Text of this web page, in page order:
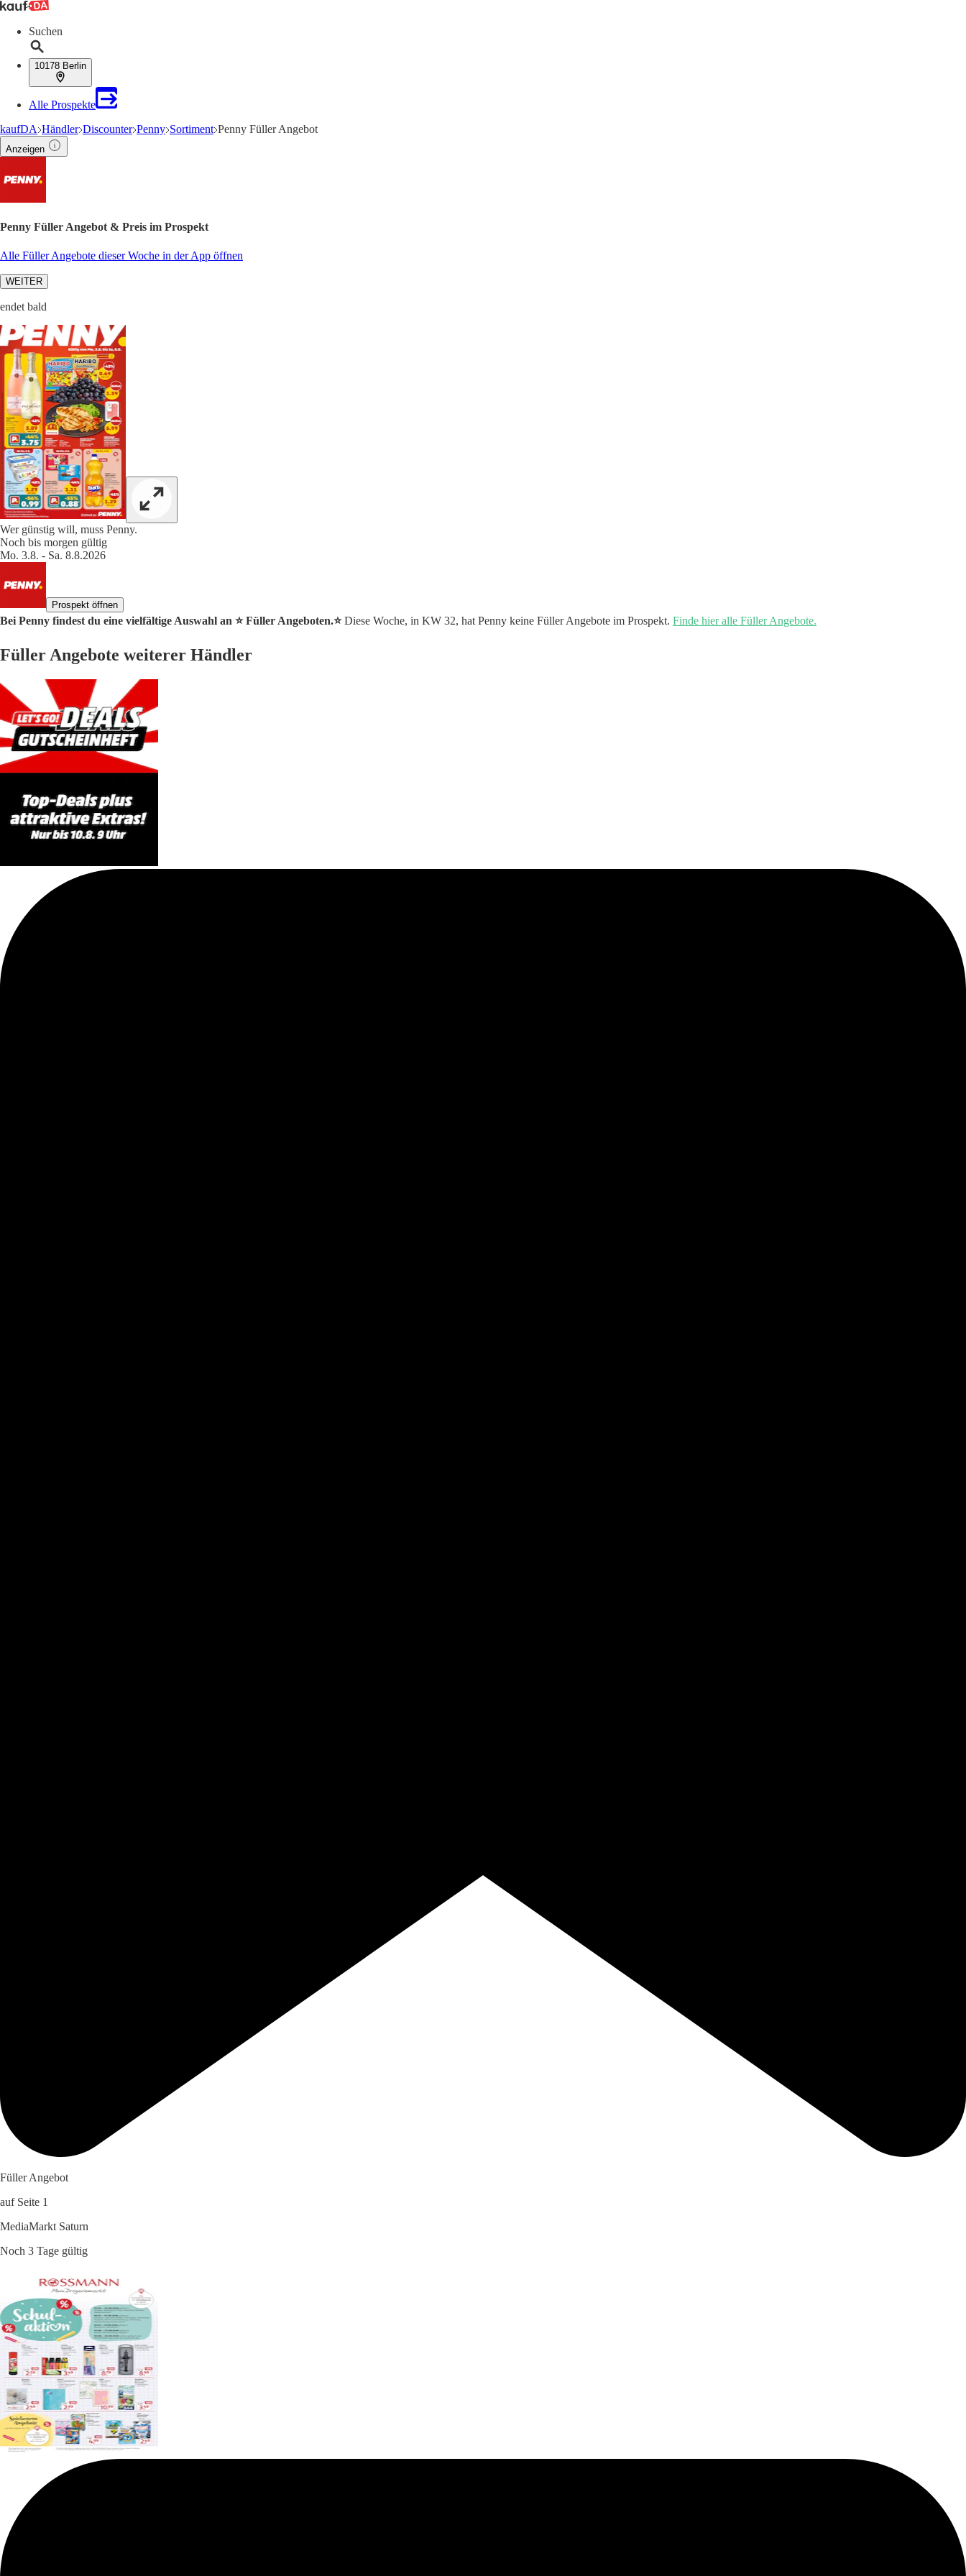
Suchen
10178 Berlin
Alle Prospekte
kaufDA Händler Discounter Penny Sortiment Penny Füller Angebot
Anzeigen
Penny Füller Angebot & Preis im Prospekt
Alle Füller Angebote dieser Woche in der App öffnen
WEITER
endet bald
Wer günstig will, muss Penny.
Noch bis morgen gültig
Mo. 3.8. - Sa. 8.8.2026
Prospekt öffnen
Bei Penny findest du eine vielfältige Auswahl an ⭐️ Füller Angeboten.⭐️Diese Woche, in KW 32, hat Penny keine Füller Angebote im Prospekt. Finde hier alle Füller Angebote.
Füller Angebote weiterer Händler
Füller Angebot
auf Seite 1
MediaMarkt Saturn
Noch 3 Tage gültig